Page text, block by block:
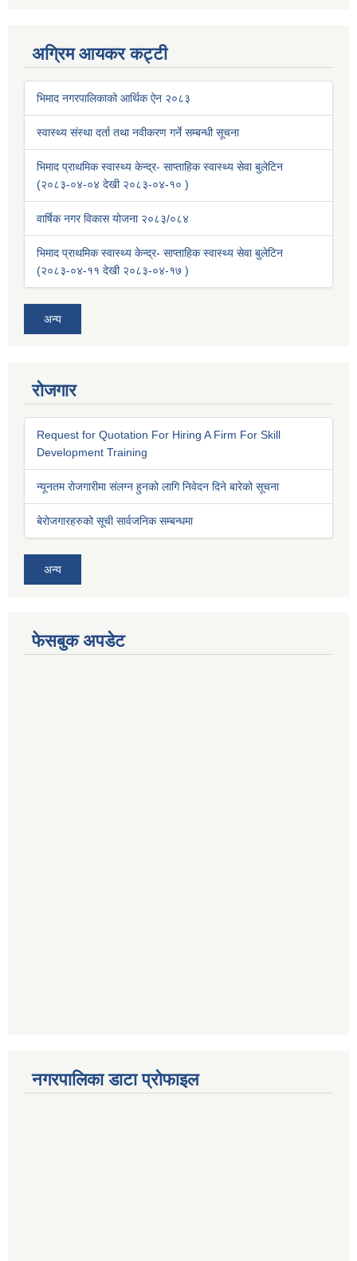
अग्रिम आयकर कट्टी
भिमाद नगरपालिकाको आर्थिक ऐन २०८३
स्वास्थ्य संस्था दर्ता तथा नवीकरण गर्ने सम्बन्धी सूचना
भिमाद प्राथमिक स्वास्थ्य केन्द्र- साप्ताहिक स्वास्थ्य सेवा बुलेटिन
(२०८३-०४-०४ देखी २०८३-०४-१० )
वार्षिक नगर विकास योजना २०८३/०८४
भिमाद प्राथमिक स्वास्थ्य केन्द्र- साप्ताहिक स्वास्थ्य सेवा बुलेटिन
(२०८३-०४-११ देखी २०८३-०४-१७ )
अन्य
रोजगार
Request for Quotation For Hiring A Firm For Skill
Development Training
न्यूनतम रोजगारीमा संलग्न हुनको लागि निवेदन दिने बारेको सूचना
बेरोजगारहरुको सूची सार्वजनिक सम्बन्धमा
अन्य
फेसबुक अपडेट
नगरपालिका डाटा प्रोफाइल